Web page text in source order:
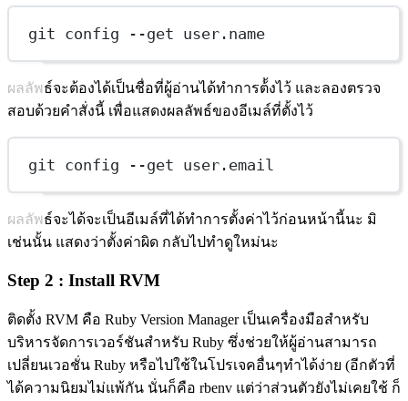
git config --get user.name
ผลลัพธ์จะต้องได้เป็นชื่อที่ผู้อ่านได้ทำการต้้งไว้ และลองตรวจ
สอบด้วยคำสั่งนี้ เพื่อแสดงผลลัพธ์ของอีเมล์ที่ตั้งไว้
git config --get user.email
ผลลัพธ์จะได้จะเป็นอีเมล์ที่ได้ทำการตั้งค่าไว้ก่อนหน้านี้นะ มิ
เช่นนั้น แสดงว่าตั้งค่าผิด กลับไปทำดูใหม่นะ
Step 2 : Install RVM
ติดตั้ง RVM คือ Ruby Version Manager เป็นเครื่องมือสำหรับ
บริหารจัดการเวอร์ชันสำหรับ Ruby ซึ่งช่วยให้ผู้อ่านสามารถ
เปลี่ยนเวอชั่น Ruby หรือไปใช้ในโปรเจคอื่นๆทำได้ง่าย (อีกตัวที่
ได้ความนิยมไม่แพ้กัน นั่นก็คือ rbenv แต่ว่าส่วนตัวยังไม่เคยใช้ ก็